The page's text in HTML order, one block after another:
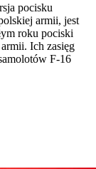
pocisku
armii, jest
roku pociski
Ich zasięg
F-16